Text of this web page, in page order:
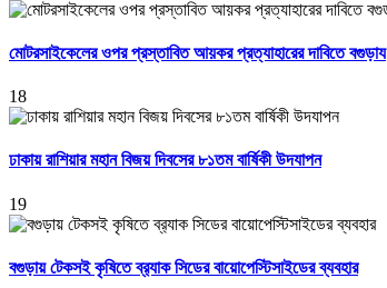
মোটরসাইকেলের ওপর প্রস্তাবিত আয়কর প্রত্যাহারের দাবিতে বগুড়ায
18
ঢাকায় রাশিয়ার মহান বিজয় দিবসের ৮১তম বার্ষিকী উদযাপন
19
বগুড়ায় টেকসই কৃষিতে ব্র‍্যাক সিডের বায়োপেস্টিসাইডের ব্যবহার